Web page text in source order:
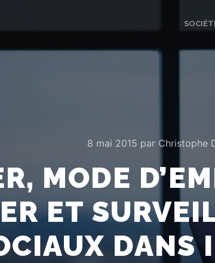
8 mai 2015 par Christophe
MODE
ET
DANS